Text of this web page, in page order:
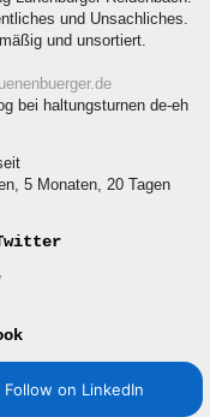
und Unsachliches.
und unsortiert.
luenenbuerger.de
bei haltungsturnen de-eh
5 Monaten, 20 Tagen
Follow on LinkedIn